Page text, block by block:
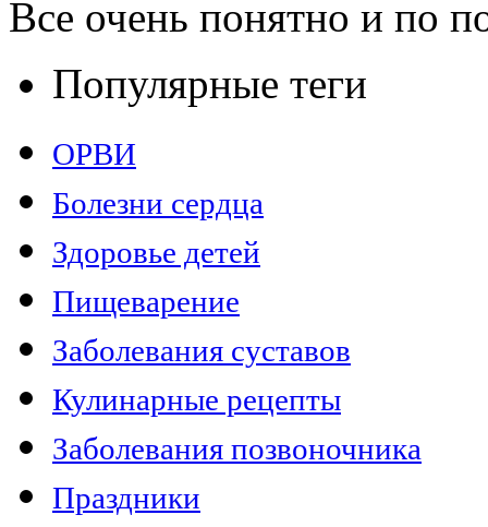
Все очень понятно и по
Популярные теги
ОРВИ
Болезни сердца
Здоровье детей
Пищеварение
Заболевания суставов
Кулинарные рецепты
Заболевания позвоночника
Праздники